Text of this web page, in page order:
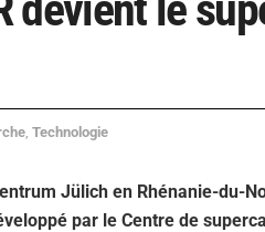
Technologie
Jülich en Rhénanie-du-
par le Centre de